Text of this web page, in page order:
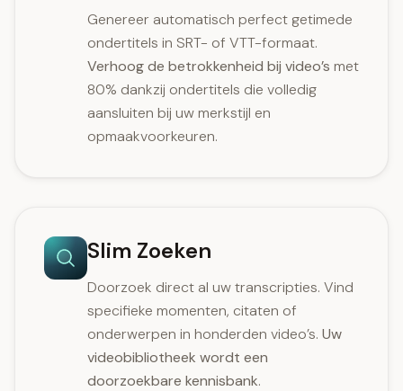
Genereer automatisch perfect getimede
ondertitels in SRT- of VTT-formaat.
Verhoog de betrokkenheid bij video’s met
80% dankzij ondertitels die volledig
aansluiten bij uw merkstijl en
opmaakvoorkeuren.
Slim Zoeken
Doorzoek direct al uw transcripties. Vind
specifieke momenten, citaten of
onderwerpen in honderden video’s. Uw
videobibliotheek wordt een
doorzoekbare kennisbank.